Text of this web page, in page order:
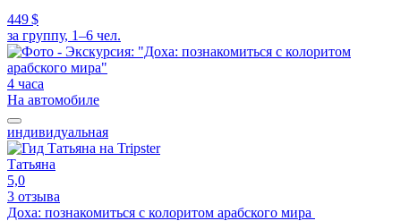
449 $
за группу, 1–6 чел.
4 часа
На автомобиле
индивидуальная
Татьяна
5,0
3 отзыва
Доха: познакомиться с колоритом арабского мира